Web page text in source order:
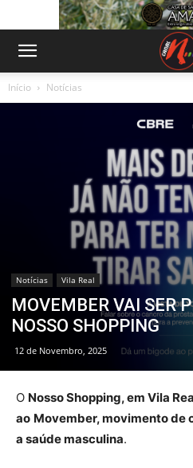
Início Notícias
Notícias Vila Real
MOVEMBER VAI SER
NOSSO SHOPPING
12 de Novembro, 2025
O Nosso Shopping, em Vila
ao Movember, movimento de
a saúde masculina.